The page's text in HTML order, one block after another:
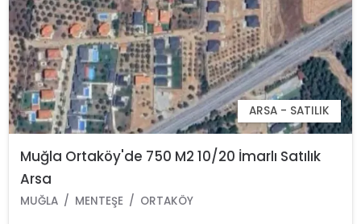
ARSA - SATILIK
Muğla Ortaköy'de 750 M2 10/20 İmarlı Satılık
Arsa
MUĞLA MENTEŞE ORTAKÖY